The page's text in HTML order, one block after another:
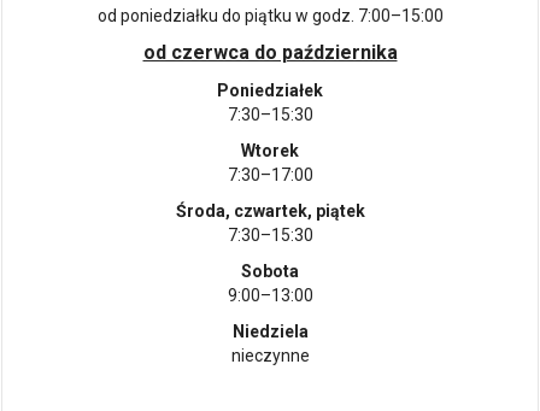
od poniedziałku do piątku w godz. 7:00–15:00
od czerwca do października
Poniedziałek
7:30–15:30
Wtorek
7:30–17:00
Środa, czwartek, piątek
7:30–15:30
Sobota
9:00–13:00
Niedziela
nieczynne